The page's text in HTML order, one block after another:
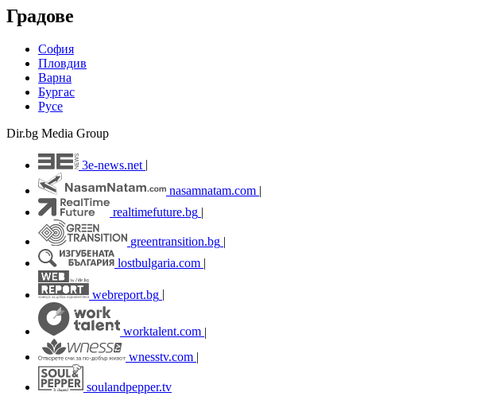
Градове
София
Пловдив
Варна
Бургас
Русе
Dir.bg Media Group
3e-news.net
nasamnatam.com |
realtimefuture.bg |
greentransition.bg |
lostbulgaria.com |
webreport.bg
worktalent.com |
wnesstv.com |
soulandpepper.tv